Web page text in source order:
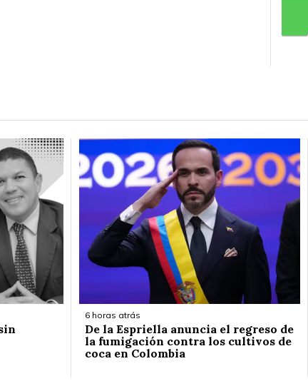
6 horas atrás
De la Espriella anuncia el regreso de
la fumigación contra los cultivos de
coca en Colombia